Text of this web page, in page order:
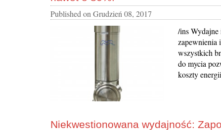
Published onGrudzień 08, 2017
/ins Wydajne
zapewnienia
wszystkich
do mycia
koszty
Niekwestionowana wydajność: